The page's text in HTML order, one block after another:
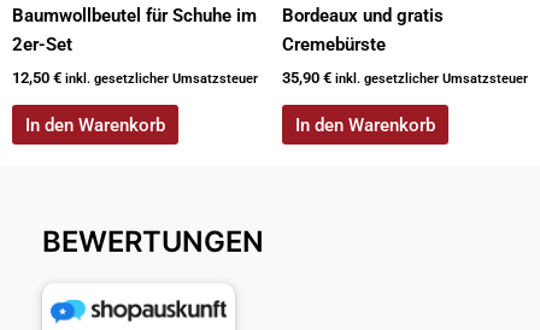
Baumwollbeutel für Schuhe im
2er-Set
12,50 € inkl. gesetzlicher Umsatzsteuer
In den Warenkorb
Bordeaux und gratis
Cremebürste
35,90 € inkl. gesetzlicher Umsatzsteuer
In den Warenkorb
BEWERTUNGEN